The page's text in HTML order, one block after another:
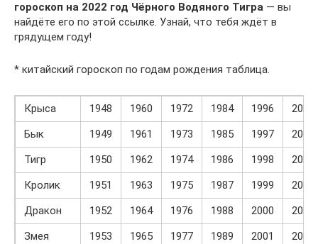
гороскоп на 2022 год Чёрного Водяного Тигра — вы
найдёте его по этой ссылке. Узнай, что тебя ждёт в
грядущем году!
* китайский гороскоп по годам рождения таблица.
Крыса 1948 1960 1972 1984 1996
2008
Бык
1949 1961 1973 1985 1997
2009
Тигр
1950 1962 1974 1986 1998
2010
Кролик
1951 1963 1975 1987 1999
2011
Дракон
1952 1964 1976 1988 2000
2012
Змея
1953 1965 1977 1989 2001
2013